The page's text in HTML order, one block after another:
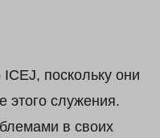
поскольку они
этого служения.
в своих